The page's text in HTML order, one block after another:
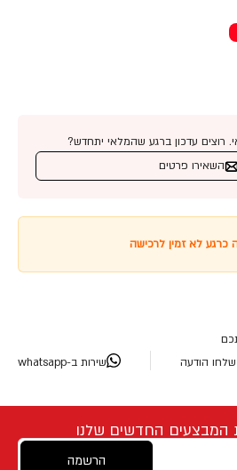
רוצים עדכון ברגע שהמלאי יתחדש?
השאירו פרטים
כרגע לא זמין לרכישה
שלחו הודעה שירות ב-whatsapp
המבצעים החדשים שלנו
הרשמה